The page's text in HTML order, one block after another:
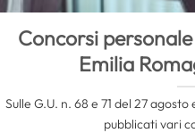
Concorsi
Emilia
Sulle G.U. n. 68 e 71 del 27
pubblicati vari